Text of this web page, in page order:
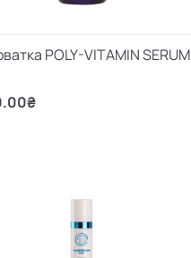
POLY-VITAMIN SERUM